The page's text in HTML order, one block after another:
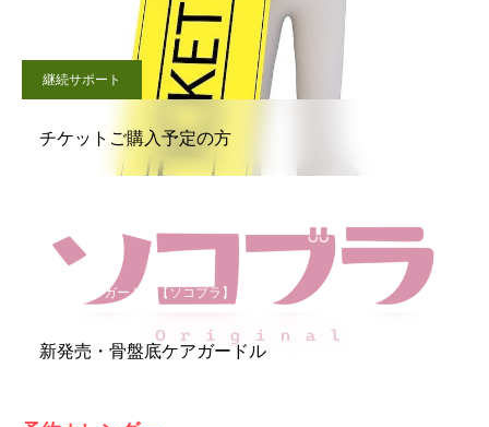
継続サポート
チケットご購入予定の方
骨盤底ケアガードル【ソコブラ】
新発売・骨盤底ケアガードル